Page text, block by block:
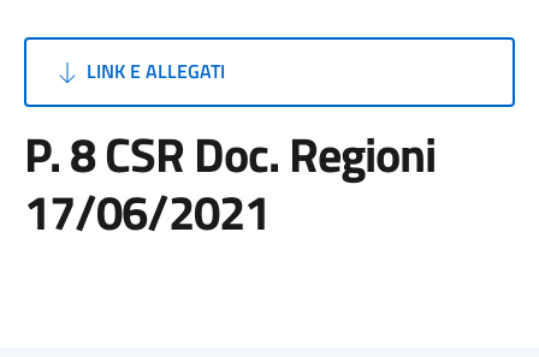
LINK E ALLEGATI
P. 8 CSR Doc. Regioni
17/06/2021